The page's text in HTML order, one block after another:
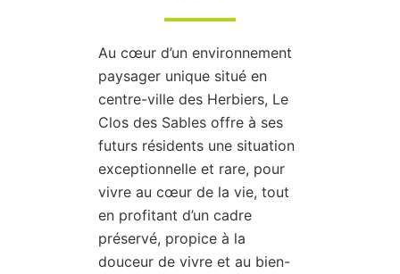
Au cœur d’un environnement
paysager unique situé en
centre-ville des Herbiers, Le
Clos des Sables offre à ses
futurs résidents une situation
exceptionnelle et rare, pour
vivre au cœur de la vie, tout
en profitant d’un cadre
préservé, propice à la
douceur de vivre et au bien-